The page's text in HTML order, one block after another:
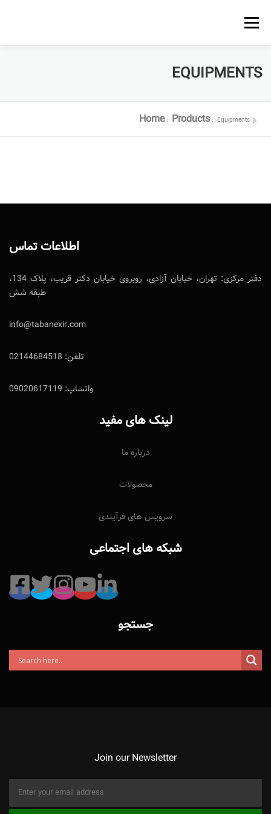
Menu
EQUIPMENTS
Home» Products »Equipments
اطلاعات تماس
دفتر مرکزی: تهران، خیابان آزادی، روبروی خیابان دکتر قریب، پلاک 134،
طبقه شش
info@tabanexir.com
تلفن: 02144684518
واتساپ: 09020617119
لینک های مفید
درباره ما
محصولات
سرویس های فرآیندی
شبکه های اجتماعی
جستجو
Join our Newsletter